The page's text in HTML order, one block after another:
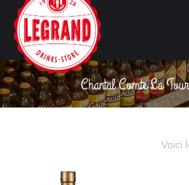
Chantal Comte La Tour
Vous êtes
Voici